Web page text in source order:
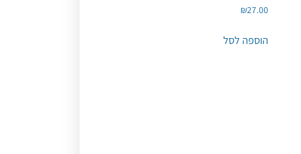
₪27.00
הוספה לסל